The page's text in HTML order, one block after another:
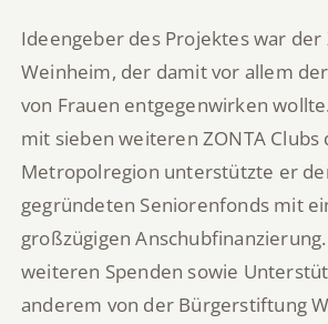
Ideengeber des Projektes war der
Weinheim, der damit vor allem
von Frauen entgegenwirken
mit sieben weiteren ZONTA Clubs
Metropolregion unterstützte er
gegründeten Seniorenfonds mit
großzügigen
weiteren Spenden sowie
anderem von der Bürgerstiftung